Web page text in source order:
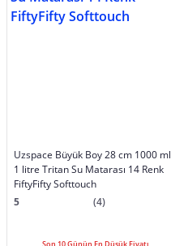
Uzspace Büyük Boy 28 cm 1000 ml
1 litre Tritan Su Matarası 14 Renk
FiftyFifty Softtouch
5
(4)